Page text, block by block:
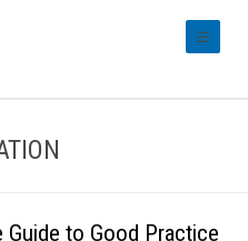
Guide to Good Practice